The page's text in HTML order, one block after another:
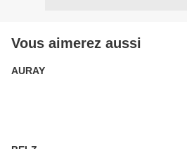
Vous aimerez aussi
AURAY